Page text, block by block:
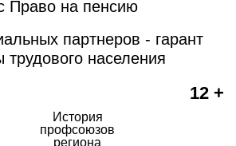
Право на пенсию
партнеров - гарант
трудового населения
12 +
История
профсоюзов
региона